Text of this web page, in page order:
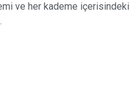
ve her kademe içerisindeki